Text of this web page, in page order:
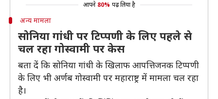
आपने 80% पढ़ लिया है
अन्य मामला
सोनिया गांधी पर टिप्पणी के लिए पहले से
चल रहा गोस्वामी पर केस
बता दें कि सोनिया गांधी के खिलाफ आपत्तिजनक टिप्पणी
के लिए भी अर्णब गोस्वामी पर महाराष्ट्र में मामला चल रहा
है।